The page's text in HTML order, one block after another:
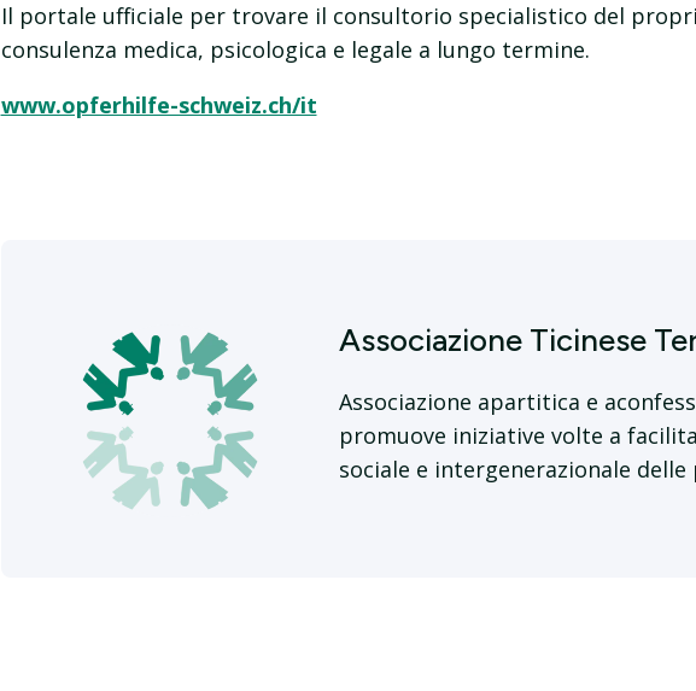
Il portale ufficiale per trovare il consultorio specialistico del
consulenza medica, psicologica e legale a lungo termine.
www.opferhilfe-schweiz.ch/it
Associazione Ticinese
Associazione apartitica e
promuove iniziative volte a
sociale e intergenerazionale delle